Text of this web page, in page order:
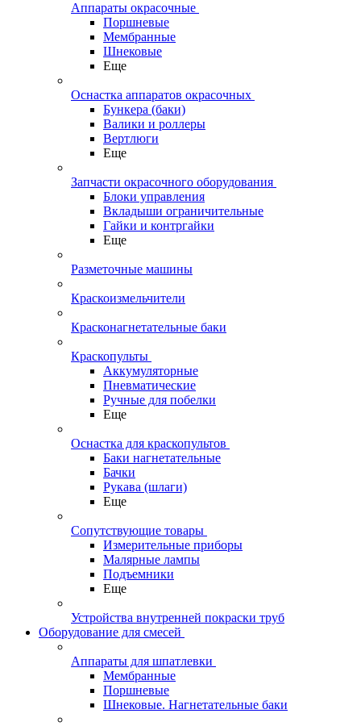
Аппараты окрасочные
Поршневые
Мембранные
Шнековые
Еще
Оснастка аппаратов окрасочных
Бункера (баки)
Валики и роллеры
Вертлюги
Еще
Запчасти окрасочного оборудования
Блоки управления
Вкладыши ограничительные
Гайки и контргайки
Еще
Разметочные машины
Краскоизмельчители
Красконагнетательные баки
Краскопульты
Аккумуляторные
Пневматические
Ручные для побелки
Еще
Оснастка для краскопультов
Баки нагнетательные
Бачки
Рукава (шлаги)
Еще
Сопутствующие товары
Измерительные приборы
Малярные лампы
Подъемники
Еще
Устройства внутренней покраски труб
Оборудование для смесей
Аппараты для шпатлевки
Мембранные
Поршневые
Шнековые. Нагнетательные баки